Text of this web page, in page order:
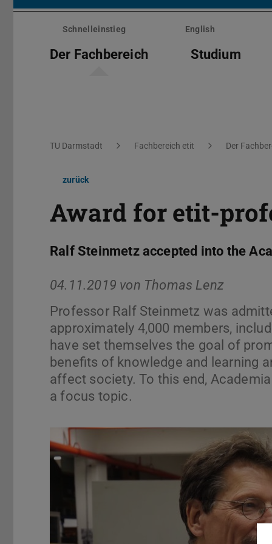
Menü
überspringenSchnelleinstieg English
Der Fachbereich Studium
Sie befinden sich hier:
TU Darmstadt Fachbereich etit Der
zurück
Award for etit-
Ralf Steinmetz accepted into the
04.11.2019 von Thomas Lenz
Professor Ralf Steinmetz was
approximately 4,000 members,
have set themselves the goal of
benefits of knowledge and learning
affect society. To this end,
a focus topic.